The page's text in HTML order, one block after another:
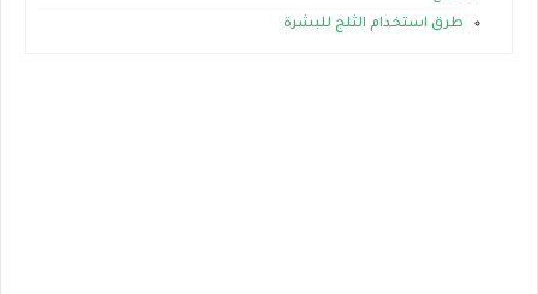
طرق استخدام الثلج للبشرة